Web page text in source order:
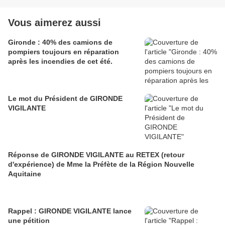
Vous aimerez aussi
Gironde : 40% des camions de
pompiers toujours en réparation
après les incendies de cet été.
Le mot du Président de GIRONDE
VIGILANTE
Réponse de GIRONDE VIGILANTE au RETEX (retour
d'expérience) de Mme la Préfète de la Région Nouvelle
Aquitaine
Rappel : GIRONDE VIGILANTE lance
une pétition